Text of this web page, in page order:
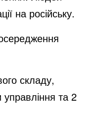
на російську.
складу,
управління та 2